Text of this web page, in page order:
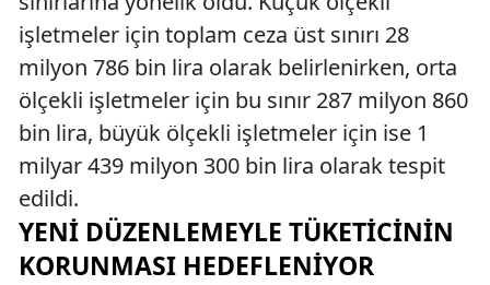
işletmeler için toplam ceza üst sınırı 28
milyon 786 bin lira olarak belirlenirken, orta
ölçekli işletmeler için bu sınır 287 milyon 860
bin lira, büyük ölçekli işletmeler için ise 1
milyar 439 milyon 300 bin lira olarak tespit
edildi.
YENI DÜZENLEMEYLE TÜKETICININ
KORUNMASI HEDEFLENIYOR